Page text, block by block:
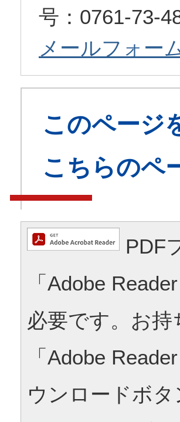
号：0761-73-
メールフォー
このページ
こちらのペ
PDF
「Adobe
必要です。お
「Adobe
ウンロードボ